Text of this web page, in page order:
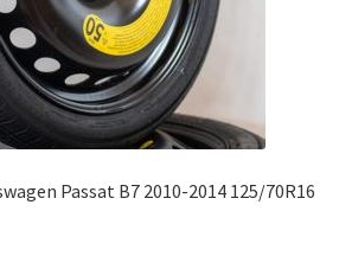
Passat B7 2010-2014 125/70R16